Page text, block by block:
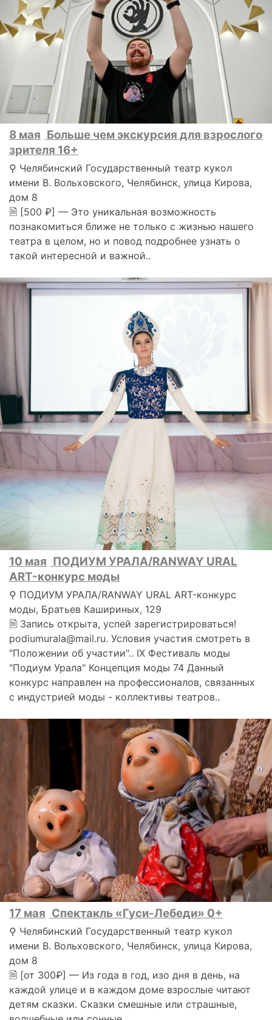
8 мая Больше чем экскурсия для взрослого
зрителя 16+
⚲ Челябинский Государственный театр кукол
имени В. Вольховского, Челябинск, улица Кирова,
дом 8
🗎 [500 ₽] — Это уникальная возможность
познакомиться ближе не только с жизнью нашего
театра в целом, но и повод подробнее узнать о
такой интересной и важной..
10 мая ПОДИУМ УРАЛА/RANWAY URAL
ART-конкурс моды
⚲ ПОДИУМ УРАЛА/RANWAY URAL ART-конкурс
моды, Братьев Кашириных, 129
🗎 Запись открыта, успей зарегистрироваться!
podiumurala@mail.ru. Условия участия смотреть в
"Положении об участии".. IX Фестиваль моды
"Подиум Урала" Концепция моды 74 Данный
конкурс направлен на профессионалов, связанных
с индустрией моды - коллективы театров..
17 мая Спектакль «Гуси-Лебеди» 0+
⚲ Челябинский Государственный театр кукол
имени В. Вольховского, Челябинск, улица Кирова,
дом 8
🗎 [от 300₽] — Из года в год, изо дня в день, на
каждой улице и в каждом доме взрослые читают
детям сказки. Сказки смешные или страшные,